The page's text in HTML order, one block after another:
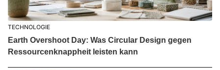
TECHNOLOGIE
Earth Overshoot Day: Was Circular Design gegen
Ressourcenknappheit leisten kann